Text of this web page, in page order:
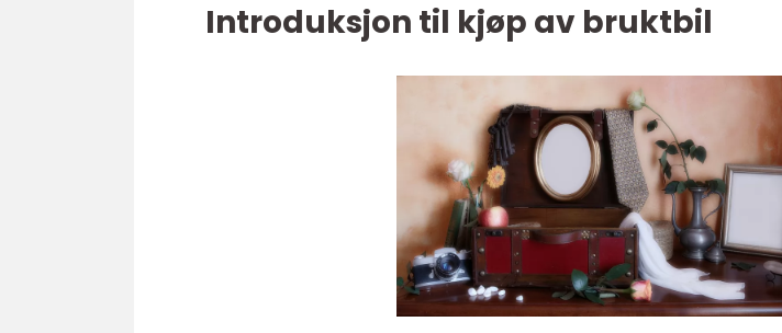
Introduksjon til kjøp av bruktbil